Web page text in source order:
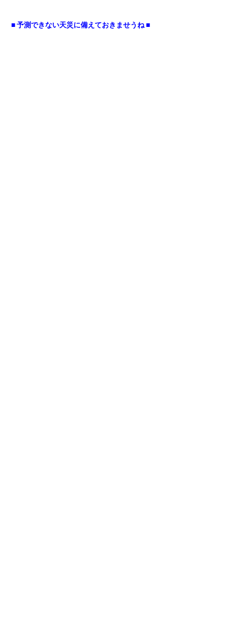
■ 予測できない天災に備えておきませうね ■